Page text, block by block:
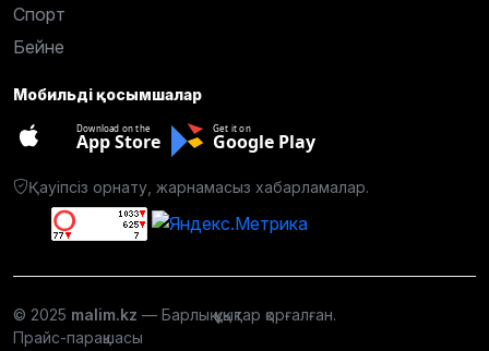
Спорт
Бейне
Мобильді қосымшалар
Download on the
App Store
Get it on
Google Play
Қауіпсіз орнату, жарнамасыз хабарламалар.
© 2025 malim.kz — Барлық құқықтар қорғалған.
Прайс-парақшасы